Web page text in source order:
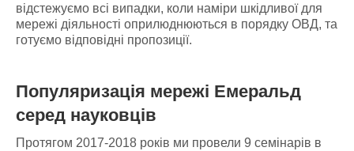
відстежуємо всі випадки, коли наміри шкідливої для
мережі діяльності оприлюднюються в порядку ОВД, та
готуємо відповідні пропозиції.
Популяризація мережі Емеральд
серед науковців
Протягом 2017-2018 років ми провели 9 семінарів в